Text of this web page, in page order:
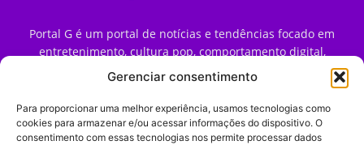
Gerenciar consentimento
Para proporcionar uma melhor experiência, usamos tecnologias como
cookies para armazenar e/ou acessar informações do dispositivo. O
consentimento com essas tecnologias nos permite processar dados
Portal G é um portal de notícias e tendências focado em
entretenimento, cultura pop, comportamento digital,
streaming, games e iniciativas de marca que impactam a
forma como o público vive e consome internet no Brasil.
Contato:contato@portalg.com.br